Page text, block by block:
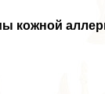
кожной